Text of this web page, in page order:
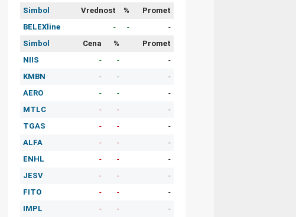
Simbol Vrednost %
Promet
BELEXline
- -
-
Simbol
Cena %
Promet
NIIS
- -
-
KMBN
- -
-
AERO
- -
-
MTLC
- -
-
TGAS
- -
-
ALFA
- -
-
ENHL
- -
-
JESV
- -
-
FITO
- -
-
IMPL
- - -